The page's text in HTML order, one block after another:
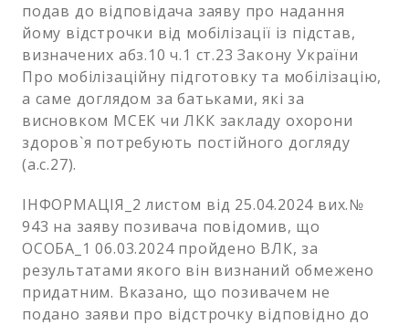
подав до відповідача заяву про надання
йому відстрочки від мобілізації із підстав,
визначених абз.10 ч.1 ст.23 Закону України
Про мобілізаційну підготовку та мобілізацію,
а саме доглядом за батьками, які за
висновком МСЕК чи ЛКК закладу охорони
здоров`я потребують постійного догляду
(а.с.27).
ІНФОРМАЦІЯ_2 листом від 25.04.2024 вих.№
943 на заяву позивача повідомив, що
ОСОБА_1 06.03.2024 пройдено ВЛК, за
результатами якого він визнаний обмежено
придатним. Вказано, що позивачем не
подано заяви про відстрочку відповідно до